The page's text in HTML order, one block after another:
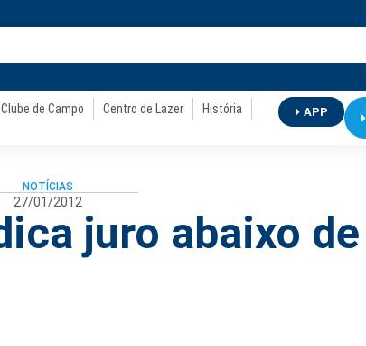
Clube de Campo Centro de Lazer
História
APP
NOTÍCIAS
27/01/2012
juro abaixo de